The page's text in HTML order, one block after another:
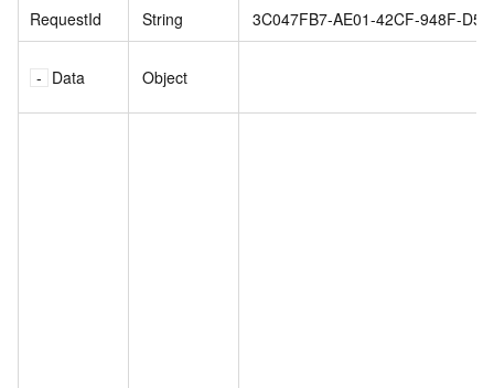
RequestId String 3C047FB7-AE01-42CF-948F-
Data Object